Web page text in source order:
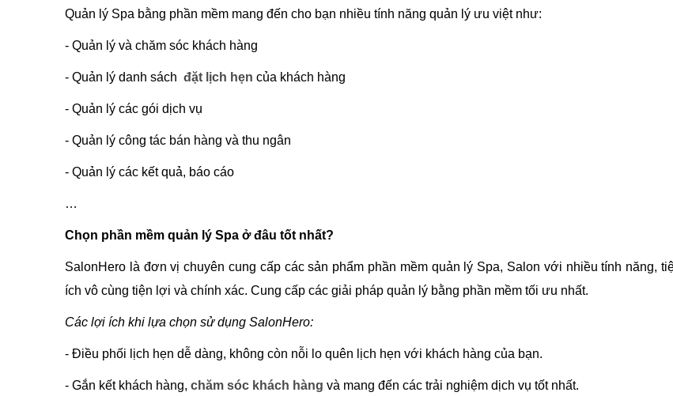
Quản lý Spa bằng phần mềm mang đến cho bạn nhiều tính năng quản lý ưu việt như:
- Quản lý và chăm sóc khách hàng
- Quản lý danh sách đặt lịch hẹn của khách hàng
- Quản lý các gói dịch vụ
- Quản lý công tác bán hàng và thu ngân
- Quản lý các kết quả, báo cáo
…
Chọn phần mềm quản lý Spa ở đâu tốt nhất?
SalonHero là đơn vị chuyên cung cấp các sản phẩm phần mềm quản lý Spa, Salon với nhiều tính năng,
ích vô cùng tiện lợi và chính xác. Cung cấp các giải pháp quản lý bằng phần mềm tối ưu nhất.
Các lợi ích khi lựa chọn sử dụng SalonHero:
- Điều phối lịch hẹn dễ dàng, không còn nỗi lo quên lịch hẹn với khách hàng của bạn.
- Gắn kết khách hàng, chăm sóc khách hàng và mang đến các trải nghiệm dịch vụ tốt nhất.